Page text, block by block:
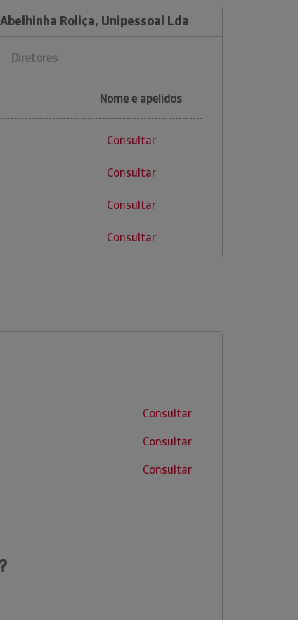
Roliça, Unipessoal Lda
Diretores
Nome e apelidos
Consultar
Consultar
Consultar
Consultar
Consultar
Consultar
Consultar